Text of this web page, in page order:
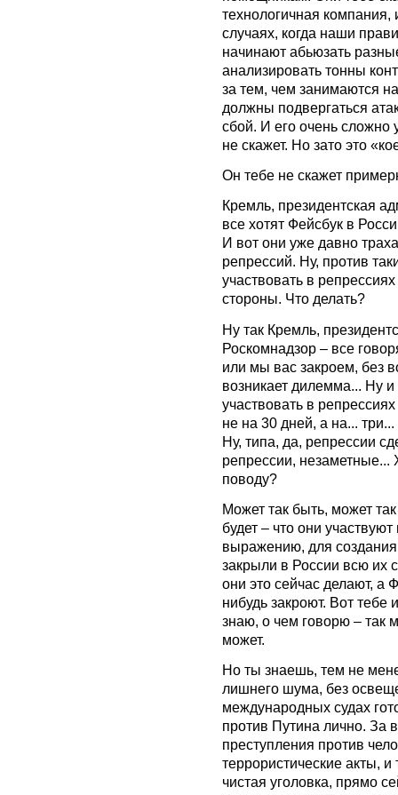
технологичная компания,
случаях, когда наши
начинают абьюзать
анализировать тонны
за тем, чем занимаются
должны подвергаться
сбой. И его очень сложно
не скажет. Но зато это
Он тебе не скажет
Кремль, президентская
все хотят Фейсбук в
И вот они уже давно
репрессий. Ну, против
участвовать в
стороны. Что делать?
Ну так Кремль,
Роскомнадзор – все
или мы вас закроем, без
возникает дилемма... Ну
участвовать в
не на 30 дней, а на...
Ну, типа, да, репрессии
репрессии,
поводу?
Может так быть, может
будет – что они
выражению, для
закрыли в России всю их
они это сейчас делают, а
нибудь закроют. Вот тебе
знаю, о чем говорю – так
может.
Но ты знаешь, тем не
лишнего шума, без
международных судах
против Путина лично. За
преступления против
террористические акты, и
чистая уголовка, прямо